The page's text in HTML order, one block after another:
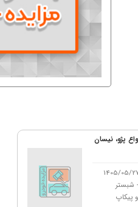
پژو، نیسان
شبستر
پیکاپ